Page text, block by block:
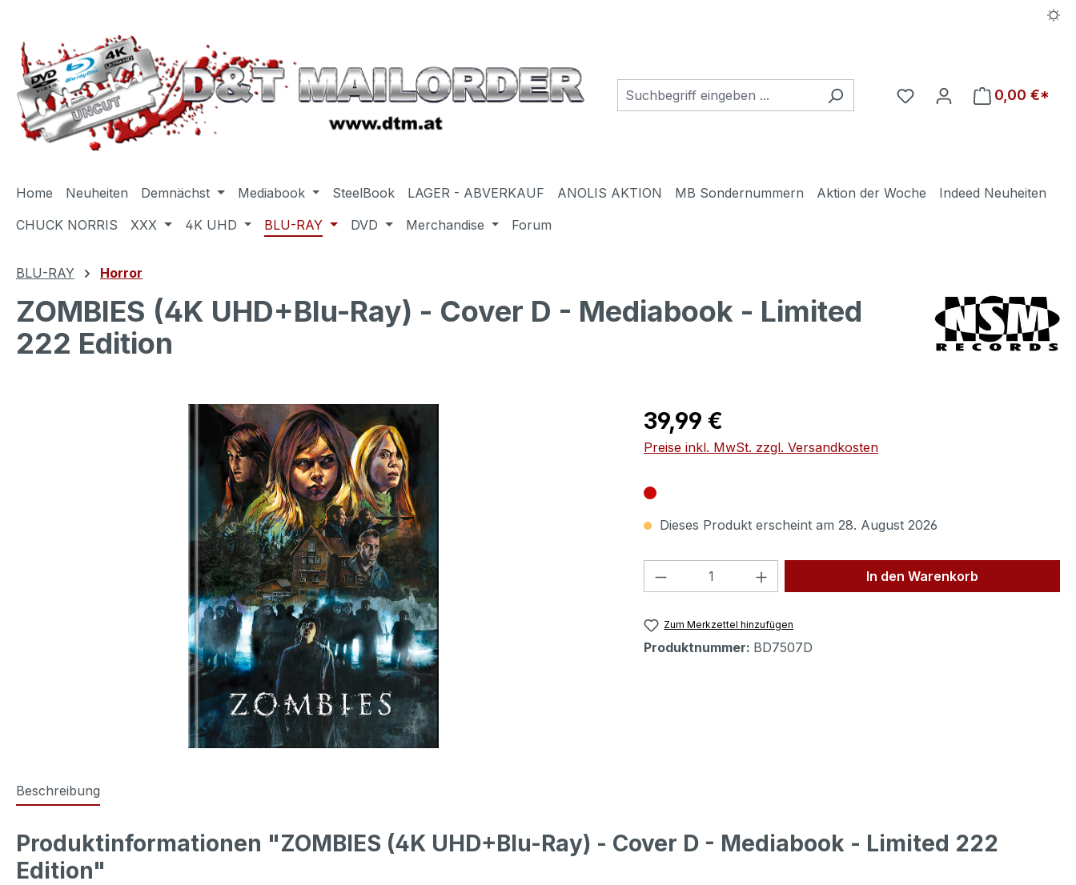
Du hast 0 Produkte auf
0,00 €*
Home Neuheiten Demnächst Mediabook SteelBook LAGER - ABVERKAUF ANOLIS AKTION MB Sondernummern Aktion der Woche
Indeed Neuheiten
CHUCK NORRIS
XXX 4K UHD BLU-RAY DVD Merchandise Forum
BLU-RAY Horror
ZOMBIES (4K UHD+Blu-Ray) - Cover D - Mediabook - Limited
222 Edition
Regulärer Preis:
39,99 €
Preise inkl. MwSt. zzgl. Versandkosten
Dieses Produkt erscheint am 28. August 2026
Produkt Anzahl: Gib den gewünschten Wert
In den Warenkorb
Zum Merkzettel hinzufügen
Produktnummer: BD7507D
Beschreibung
Produktinformationen "ZOMBIES (4K UHD+Blu-Ray) - Cover D - Mediabook - Limited 222
Edition"